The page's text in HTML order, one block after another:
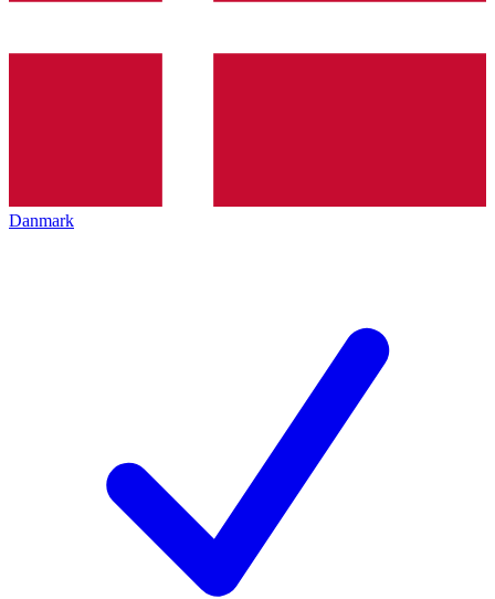
Danmark